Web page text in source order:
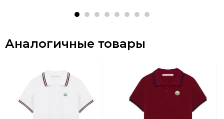
Аналогичные товары